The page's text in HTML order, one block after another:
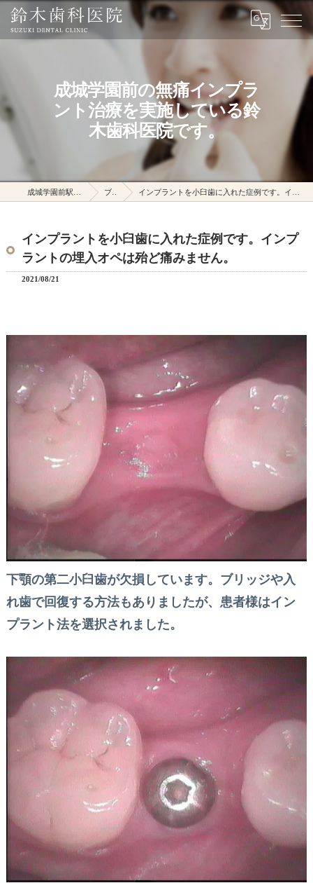
成城学園前の無痛インプラ
ント治療を実施している鈴
木歯科医院です。
ブログ インプラントを小臼歯に入れた症例です。インプラントの埋入オペは殆ど痛みません。
インプラントを小臼歯に入れた症例です。インプ
ラントの埋入オペは殆ど痛みません。
2021/08/21
下顎の第二小臼歯が欠損しています。ブリッジや入
れ歯で回復する方法もありましたが、患者様はイン
プラント法を選択されました。